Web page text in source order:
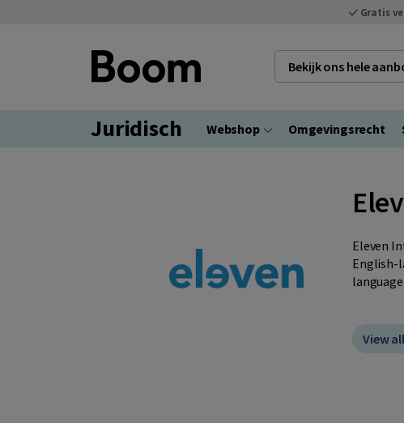
Gratis
Bekijk ons hele
Juridisch Webshop Omgevingsrecht
Eleven
English-
View